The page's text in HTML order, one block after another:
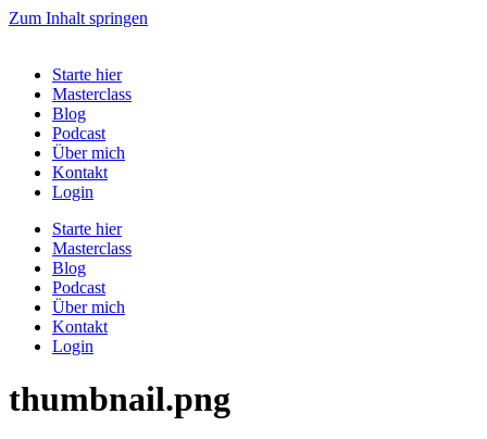
Zum Inhalt springen
Starte hier
Masterclass
Blog
Podcast
Über mich
Kontakt
Login
Starte hier
Masterclass
Blog
Podcast
Über mich
Kontakt
Login
thumbnail.png